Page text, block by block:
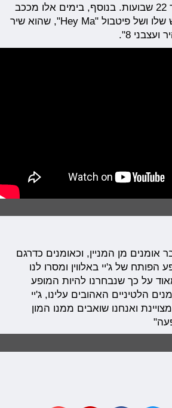
בארצות הברית במשך 22 שבועות. בנוסף, בימים אלו מככב
במצעדים השיר החדש שלו ושל פיטבול "Hey Ma", שהוא שיר
8".
אומנים מן המניין, וכאומנים כדרגם
הפותח של ג'יי באלווין ומסרו לנו
על כך שנבחרנו להיות המופע
הלטיניים האהובים עלינו, ג'יי
ואנחנו שואבים ממנו המון